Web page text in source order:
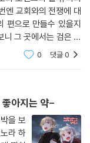
엔 교회와의 전쟁에 대
편으로 만들수 있을지
그 곳에서는 검은 성
대해 얽힌 전설들과
0 댓글0
아지는 약-
을 보
라 하